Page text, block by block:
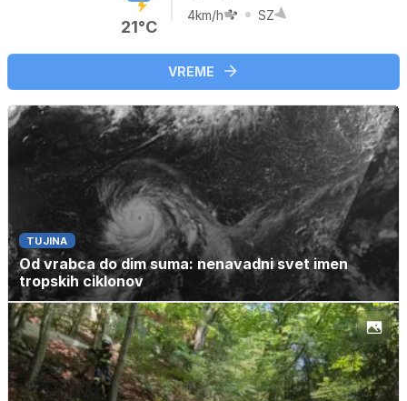
21°C
4km/h SZ
VREME
TUJINA
Od vrabca do dim suma: nenavadni svet imen
tropskih ciklonov